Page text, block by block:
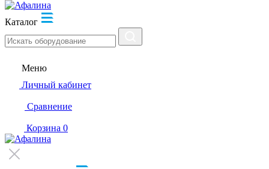
Каталог
Меню
Личный кабинет
Сравнение
Корзина 0